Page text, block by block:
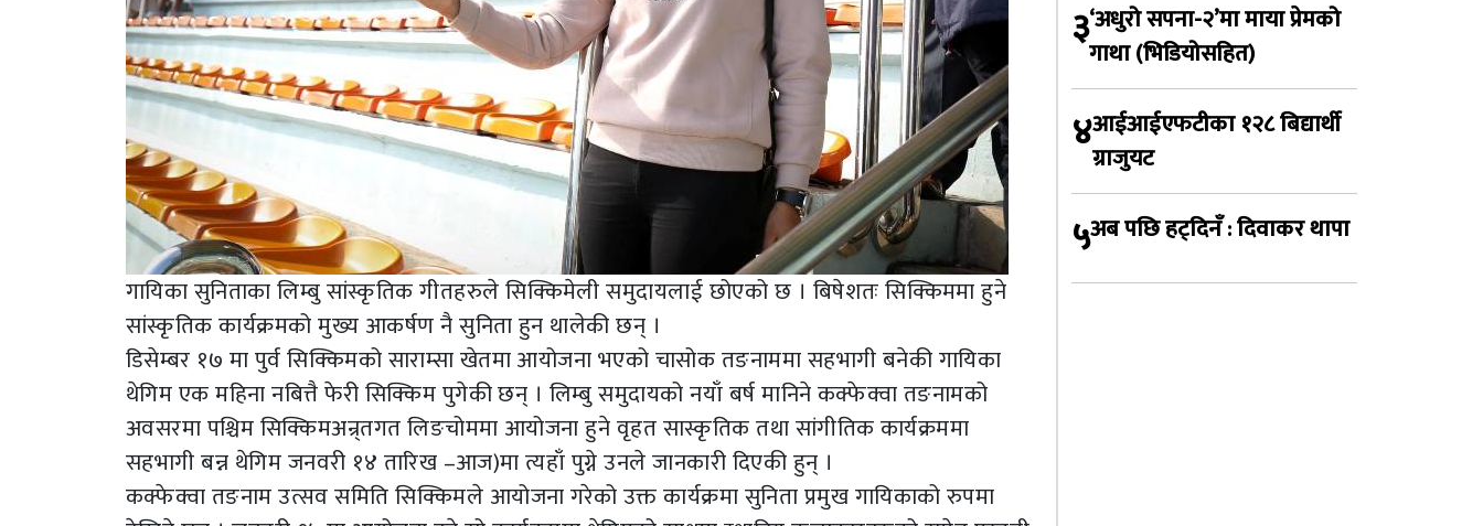
गायिका सुनिताका लिम्बु सांस्कृतिक गीतहरुले सिक्किमेली समुदायलाई छोएको छ । बिषेशतः सिक्किममा हुने
सांस्कृतिक कार्यक्रमको मुख्य आकर्षण नै सुनिता हुन थालेकी छन् ।
डिसेम्बर १७ मा पुर्व सिक्किमको साराम्सा खेतमा आयोजना भएको चासोक तङनाममा सहभागी बनेकी गायिका
थेगिम एक महिना नबित्तै फेरी सिक्किम पुगेकी छन् । लिम्बु समुदायको नयाँ बर्ष मानिने कक्फेक्वा तङनामको
अवसरमा पश्चिम सिक्किमअन्र्तगत लिङचोममा आयोजना हुने वृहत सास्कृतिक तथा सांगीतिक कार्यक्रममा
सहभागी बन्न थेगिम जनवरी १४ तारिख –आज)मा त्यहाँ पुग्ने उनले जानकारी दिएकी हुन् ।
कक्फेक्वा तङनाम उत्सव समिति सिक्किमले आयोजना गरेको उक्त कार्यक्रमा सुनिता प्रमुख गायिकाको रुपमा
३‘अधुरो सपना-२’मा माया प्रेमको
गाथा (भिडियोसहित)
४आईआईएफटीका १२८ बिद्यार्थी
ग्राजुयट
५अब पछि हट्दिनँ : दिवाकर थापा